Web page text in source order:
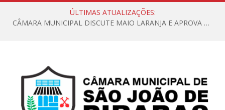
ÚLTIMAS ATUALIZAÇÕES:
CÂMARA MUNICIPAL DISCUTE MAIO LARANJA E APROVA REQUERIMENTO SOBRE SINALIZAÇÃO URBANA